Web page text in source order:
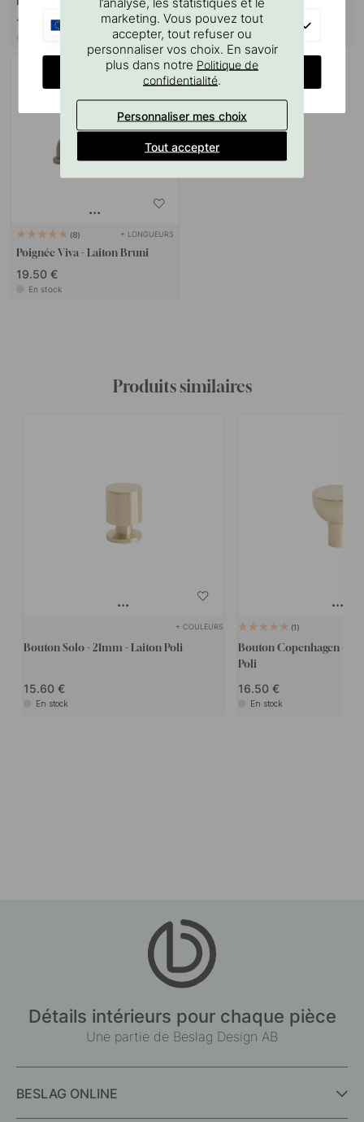
11 € 51.50 €
En stock
8 + LONGUEURS
Poignée Viva - Laiton Bruni
19.50 €
En stock
Produits similaires
+ COULEURS
Bouton Solo - 21mm - Laiton Poli
15.60
En stock
1
Bouton Copenhagen -
Poli
16.50
En stock
Détails intérieurs pour chaque pièce
Une partie de Beslag Design AB
BESLAG ONLINE
marketing. Vous pouvez tout
accepter, tout refuser ou
personnaliser vos choix. En savoir
plus dans notre Politique de
confidentialité.
Personnaliser mes choix
Tout accepter
CHANGE COUNTRY